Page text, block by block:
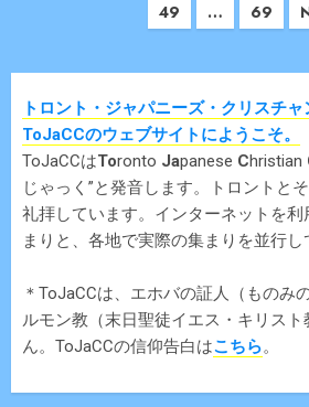
49
… 69
トロント・ジャパニーズ・クリスチャ
ToJaCCのウェブサイトにようこそ。
ToJaCCはToronto Japanese Christian
じゃっく”と発音します。トロントと
礼拝しています。インターネットを
まりと、各地で実際の集まりを並行し
＊ToJaCCは、エホバの証人（ものみ
ルモン教（末日聖徒イエス・キリス
ん。ToJaCCの信仰告白はこちら。